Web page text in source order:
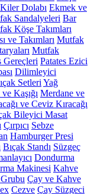
Kiler Dolabı Ekmek ve
Sandalyeleri Bar
Köşe Takımları
ve Takımları Mutfak
Mutfak
Gereçleri Patates Ezici
Dilimleyici
Setleri Yağ
Kaşığı Merdane ve
ve Ceviz Kıracağı
Bileyici Masat
Çırpıcı Sebze
Hamburger Presi
Bıçak Standı Süzgeç
Dondurma
Makinesi Kahve
Çay ve Kahve
Cezve Çay Süzgeci